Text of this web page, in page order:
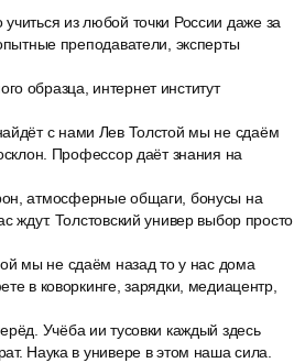
из любой точки России даже за
преподаватели, эксперты
образца, интернет институт
с нами Лев Толстой мы не сдаём
Профессор даёт знания на
атмосферные общаги, бонусы на
ждут. Толстовский универ выбор просто
мы не сдаём назад то у нас дома
в коворкинге, зарядки, медиацентр,
Учёба ии тусовки каждый здесь
Наука в универе в этом наша сила.